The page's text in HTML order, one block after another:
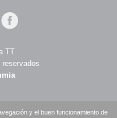
TT
y el buen funcionamiento de